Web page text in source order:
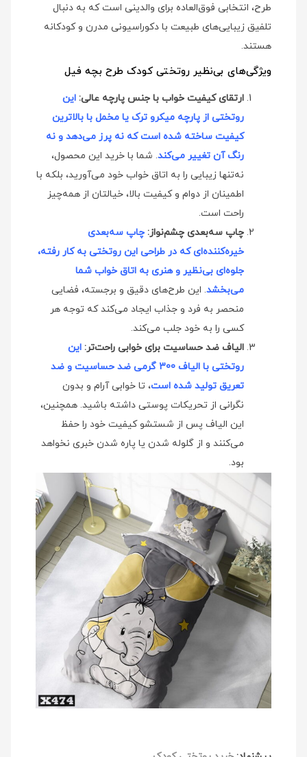
طرح، انتخابی فوق‌العاده برای والدینی است که به دنبال
تلفیق زیبایی‌های طبیعت با دکوراسیونی مدرن و کودکانه
هستند.
ویژگی‌های بی‌نظیر روتختی کودک طرح بچه فیل
ارتقای کیفیت خواب با جنس پارچه عالی: این
روتختی از پارچه میکرو ترک یا مخمل با بالاترین
کیفیت ساخته شده است که نه پرز می‌دهد و نه
رنگ آن تغییر می‌کند. شما با خرید این محصول،
نه‌تنها زیبایی را به اتاق خواب خود می‌آورید، بلکه با
اطمینان از دوام و کیفیت بالا، خیالتان از همه‌چیز
راحت است.
چاپ سه‌بعدی چشم‌نواز: چاپ سه‌بعدی
خیره‌کننده‌ای که در طراحی این روتختی به کار رفته،
جلوه‌ای بی‌نظیر و هنری به اتاق خواب شما
می‌بخشد. این طرح‌های دقیق و برجسته، فضایی
منحصر به فرد و جذاب ایجاد می‌کند که توجه هر
کسی را به خود جلب می‌کند.
الیاف ضد حساسیت برای خوابی راحت‌تر: این
روتختی با الیاف 300 گرمی ضد حساسیت و ضد
تعریق تولید شده است، تا خوابی آرام و بدون
نگرانی از تحریکات پوستی داشته باشید. همچنین،
این الیاف پس از شستشو کیفیت خود را حفظ
می‌کنند و از گلوله شدن یا پاره شدن خبری نخواهد
بود.